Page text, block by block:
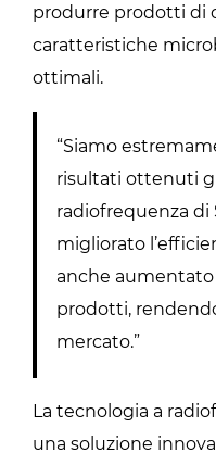
produrre prodotti di
caratteristiche
ottimali.
“Siamo
risultati ottenuti
radiofrequenza di
migliorato
anche
prodotti,
mercato.”
La tecnologia a
una soluzione